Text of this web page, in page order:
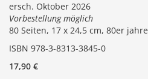
ersch. Oktober 2026
Vorbestellung möglich
80 Seiten, 17 x 24,5 cm, 80er jahre
ISBN 978-3-8313-3845-0
17,90 €